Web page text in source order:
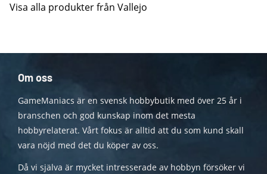
Visa alla produkter från Vallejo
Om oss
GameManiacs är en svensk hobbybutik med över 25 år i
branschen och god kunskap inom det mesta
hobbyrelaterat. Vårt fokus är alltid att du som kund skall
vara nöjd med det du köper av oss.
Då vi själva är mycket intresserade av hobbyn försöker vi